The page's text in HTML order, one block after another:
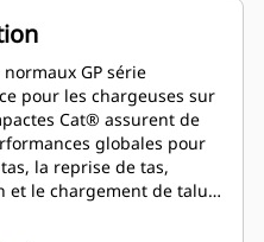
normaux GP série
pour les chargeuses sur
Cat® assurent de
globales pour
la reprise de tas,
et le chargement de talus.